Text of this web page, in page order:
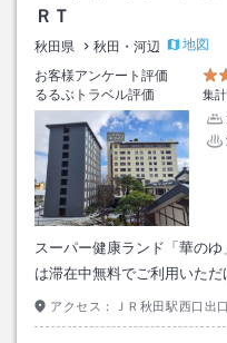
ＲＴ
秋田県 秋田・河辺
地図
お客様アンケート評価
るるぶトラベル評価
集
スーパー健康ランド「華の
は滞在中無料でご利用いただ
アクセス： ＪＲ秋田駅西口